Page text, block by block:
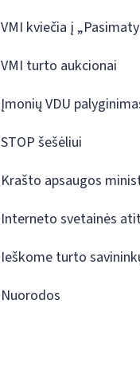
VMI kviečia į
VMI turto aukcionai
Įmonių VDU
STOP šešėliui
Krašto apsaugos
Interneto svetainės
Ieškome turto
Nuorodos